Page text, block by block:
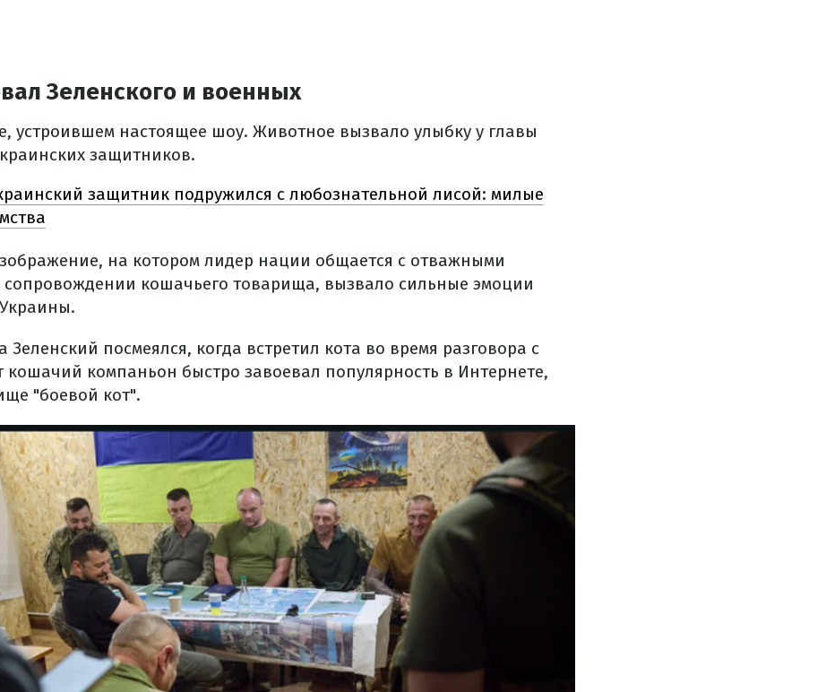
Зеленского и военных
устроившем настоящее шоу. Животное вызвало улыбку у главы
защитников.
защитник подружился с любознательной лисой: милые
на котором лидер нации общается с отважными
кошачьего товарища, вызвало сильные эмоции
Зеленский посмеялся, когда встретил кота во время разговора с
кошачий компаньон быстро завоевал популярность в Интернете,
"боевой кот".